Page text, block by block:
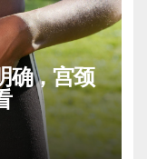
确，宫颈